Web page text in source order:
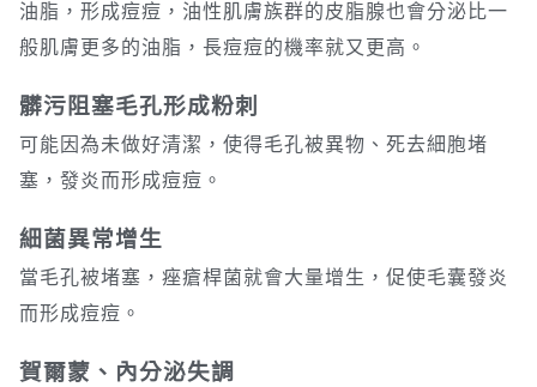
油脂，形成痘痘，油性肌膚族群的皮脂腺也會分泌比一
般肌膚更多的油脂，長痘痘的機率就又更高。
髒污阻塞毛孔形成粉刺
可能因為未做好清潔，使得毛孔被異物、死去細胞堵
塞，發炎而形成痘痘。
細菌異常增生
當毛孔被堵塞，痤瘡桿菌就會大量增生，促使毛囊發炎
而形成痘痘。
賀爾蒙、內分泌失調